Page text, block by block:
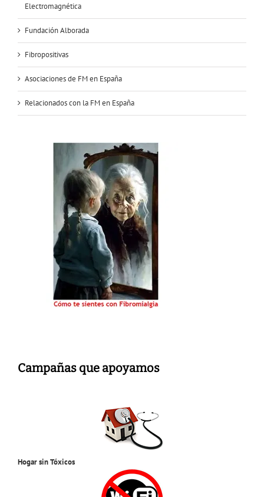
Electromagnética
Fundación Alborada
Fibropositivas
Asociaciones de FM en España
Relacionados con la FM en España
Campañas que apoyamos
Hogar sin Tóxicos